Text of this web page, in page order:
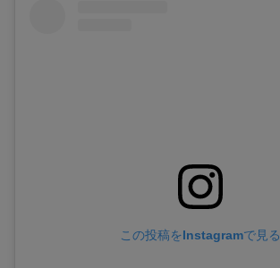
この投稿をInstagramで見る